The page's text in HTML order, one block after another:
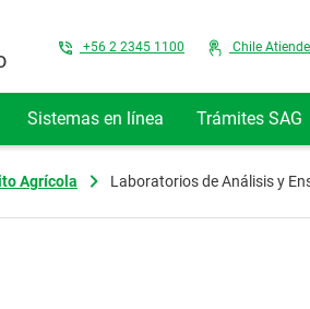
Top Menu
+56 2 2345 1100 Chile Atiende
Sistemas en línea Trámites SAG
Agrícola Laboratorios de Análisis y